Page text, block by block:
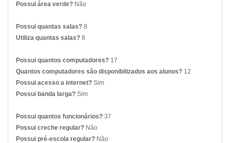
Possui área verde? Não
Possui quantas salas? 8
Utiliza quantas salas? 8
Possui quantos computadores? 17
Quantos computadores são disponibilizados aos alunos? 12
Possui acesso a internet? Sim
Possui banda larga? Sim
Possui quantos funcionários? 37
Possui creche regular? Não
Possui pré-escola regular? Não